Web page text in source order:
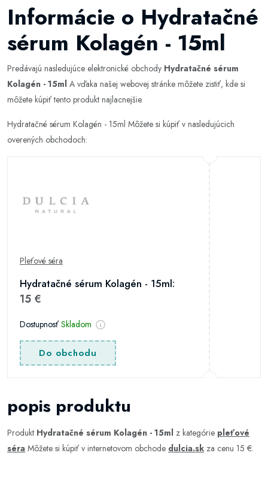
Informácie o Hydratačné
sérum Kolagén - 15ml
Predávajú nasledujúce elektronické obchody Hydratačné sérum
Kolagén - 15ml A vďaka našej webovej stránke môžete zistiť, kde si
môžete kúpiť tento produkt najlacnejšie.
Hydratačné sérum Kolagén - 15ml Môžete si kúpiť v nasledujúcich
overených obchodoch:
Pleťové séra
Hydratačné sérum Kolagén - 15ml:
15 €
Dostupnosť Skladom
Do obchodu
popis produktu
Produkt Hydratačné sérum Kolagén - 15ml z kategórie pleťové
séra Môžete si kúpiť v internetovom obchode dulcia.sk za cenu 15 €.